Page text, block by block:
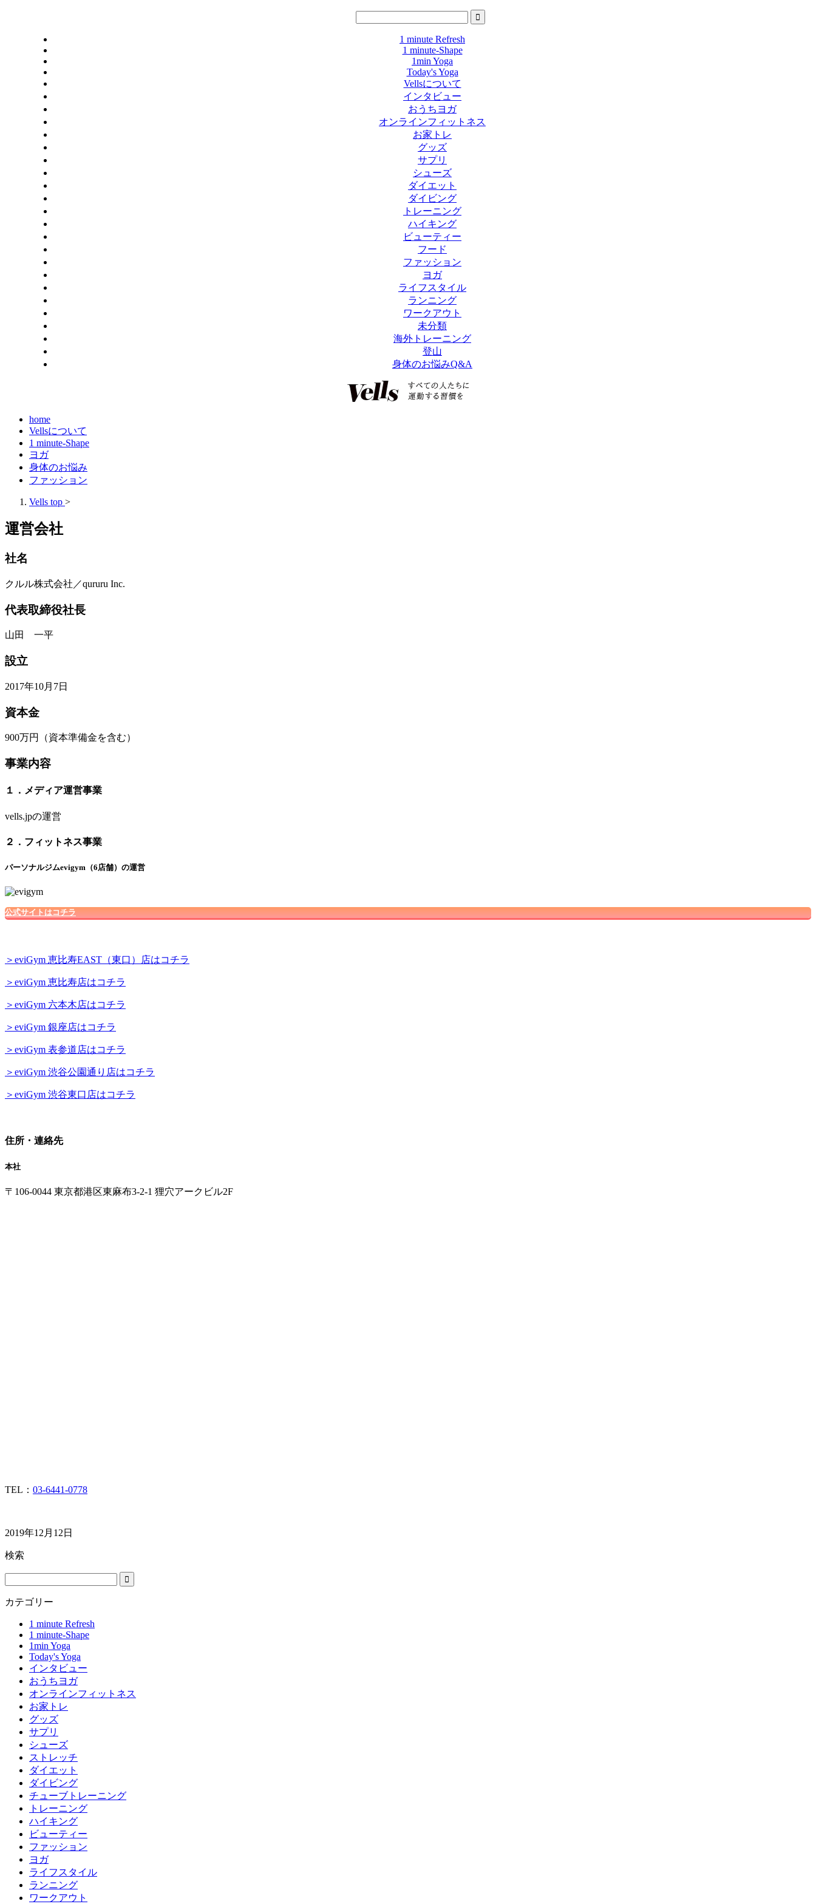
1 minute Refresh
1 minute-Shape
1min Yoga
Today's Yoga
Vellsについて
インタビュー
おうちヨガ
オンラインフィットネス
お家トレ
グッズ
サプリ
シューズ
ダイエット
ダイビング
トレーニング
ハイキング
ビューティー
フード
ファッション
ヨガ
ライフスタイル
ランニング
ワークアウト
未分類
海外トレーニング
登山
身体のお悩みQ&A
home
Vellsについて
1 minute-Shape
ヨガ
身体のお悩み
ファッション
Vells top >
運営会社
社名
クルル株式会社／qururu Inc.
代表取締役社長
山田 一平
設立
2017年10月7日
資本金
900万円（資本準備金を含む）
事業内容
１．メディア運営事業
vells.jpの運営
２．フィットネス事業
パーソナルジムevigym（6店舗）の運営
公式サイトはコチラ
＞eviGym 恵比寿EAST（東口）店はコチラ
＞eviGym 恵比寿店はコチラ
＞eviGym 六本木店はコチラ
＞eviGym 銀座店はコチラ
＞eviGym 表参道店はコチラ
＞eviGym 渋谷公園通り店はコチラ
＞eviGym 渋谷東口店はコチラ
住所・連絡先
本社
〒106-0044 東京都港区東麻布3-2-1 狸穴アークビル2F
TEL： 03-6441-0778
2019年12月12日
検索
カテゴリー
1 minute Refresh
1 minute-Shape
1min Yoga
Today's Yoga
インタビュー
おうちヨガ
オンラインフィットネス
お家トレ
グッズ
サプリ
シューズ
ストレッチ
ダイエット
ダイビング
チューブトレーニング
トレーニング
ハイキング
ビューティー
ファッション
ヨガ
ライフスタイル
ランニング
ワークアウト